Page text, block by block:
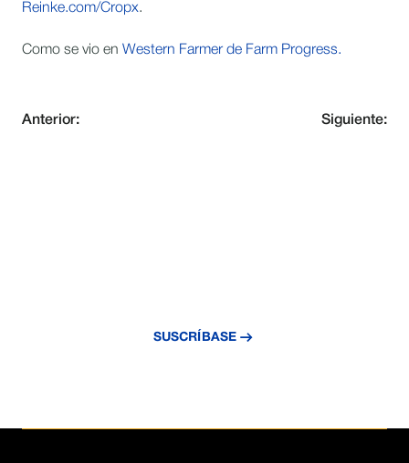
Reinke.com/Cropx.
Como se vio en Western Farmer de Farm Progress.
Anterior: Siguiente:
SUSCRÍBASE